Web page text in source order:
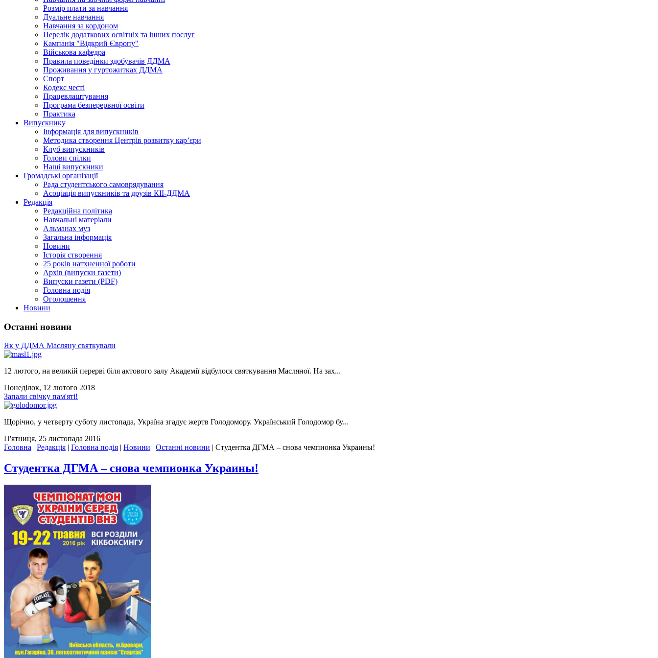
Розмір плати за навчання
Дуальне навчання
Навчання за кордоном
Перелік додаткових освітніх та інших послуг
Кампанія "Відкрий Європу"
Військова кафедра
Правила поведінки здобувачів ДДМА
Проживання у гуртожитках ДДМА
Спорт
Кодекс честі
Працевлаштування
Програма безперервної освіти
Практика
Випускнику
Інформація для випускників
Методика створення Центрів розвитку кар’єри
Клуб випускників
Голови спілки
Наші випускники
Громадські організації
Рада студентського самоврядування
Асоціація випускників та друзів КІІ-ДДМА
Редакція
Редакційна політика
Навчальні матеріали
Альманах муз
Загальна інформація
Новини
Історія створення
25 років натхненної роботи
Архів (випуски газети)
Випуски газети (PDF)
Головна подія
Оголошення
Новини
Останні новини
Як у ДДМА Масляну святкували
12 лютого, на великій перерві біля актового залу Академії відбулося святкування Масляної. На зах...
Понеділок, 12 лютого 2018
Запали свічку пам'яті!
Щорічно, у четверту суботу листопада, Україна згадує жертв Голодомору. Український Голодомор бу...
П'ятниця, 25 листопада 2016
Головна | Редакція | Головна подія | Новини | Останні новини | Студентка ДГМА – снова чемпионка Украины!
Студентка ДГМА – снова чемпионка Украины!